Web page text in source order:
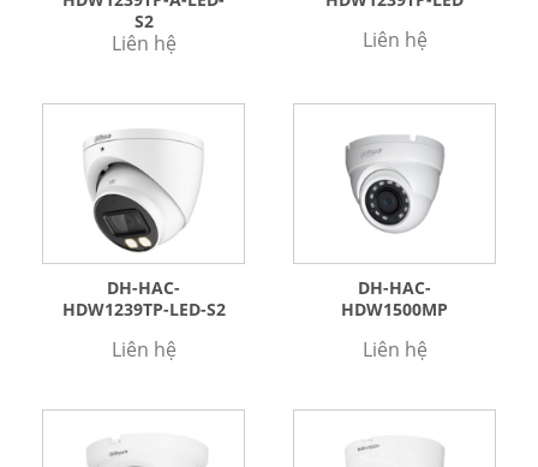
S2
Liên hệ Liên hệ
DH-HAC-
HDW1239TP-LED-S2
Liên hệ
DH-HAC-
HDW1500MP
Liên hệ